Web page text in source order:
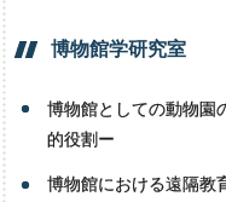
博物館学研究室
博物館としての動物園
的役割ー
博物館における遠隔教